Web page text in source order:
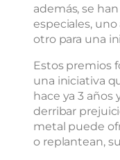
además, se
especiales,
otro para una
Estos premios
una iniciativa
hace ya 3 años
derribar
metal puede
o replantean,